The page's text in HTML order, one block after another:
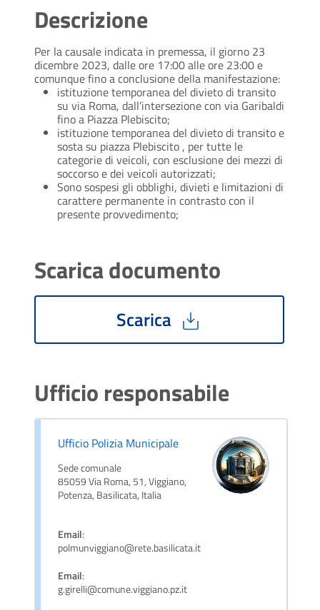
Descrizione
Per la causale indicata in premessa, il giorno 23
dicembre 2023, dalle ore 17:00 alle ore 23:00 e
comunque fino a conclusione della manifestazione:
istituzione temporanea del divieto di transito
su via Roma, dall’intersezione con via Garibaldi
fino a Piazza Plebiscito;
istituzione temporanea del divieto di transito e
sosta su piazza Plebiscito , per tutte le
categorie di veicoli, con esclusione dei mezzi di
soccorso e dei veicoli autorizzati;
Sono sospesi gli obblighi, divieti e limitazioni di
carattere permanente in contrasto con il
presente provvedimento;
Scarica documento
Scarica
Ufficio responsabile
Ufficio Polizia Municipale
Sede comunale
85059 Via Roma, 51, Viggiano,
Potenza, Basilicata, Italia
Email:
polmunviggiano@rete.basilicata.it
Email:
g.girelli@comune.viggiano.pz.it